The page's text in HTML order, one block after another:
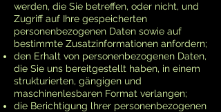
werden, die Sie betreffen, oder nicht, und
Zugriff auf Ihre gespeicherten
personenbezogenen Daten sowie auf
bestimmte Zusatzinformationen anfordern;
den Erhalt von personenbezogenen Daten,
die Sie uns bereitgestellt haben, in einem
strukturierten, gängigen und
maschinenlesbaren Format verlangen;
die Berichtigung lhrer personenbezogenen